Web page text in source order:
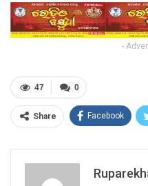
-
0
47
Share Facebook